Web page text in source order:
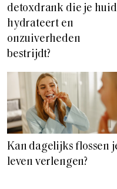
detoxdrank die je huid
hydrateert en
onzuiverheden
bestrijdt?
Kan dagelijks flossen
leven verlengen?